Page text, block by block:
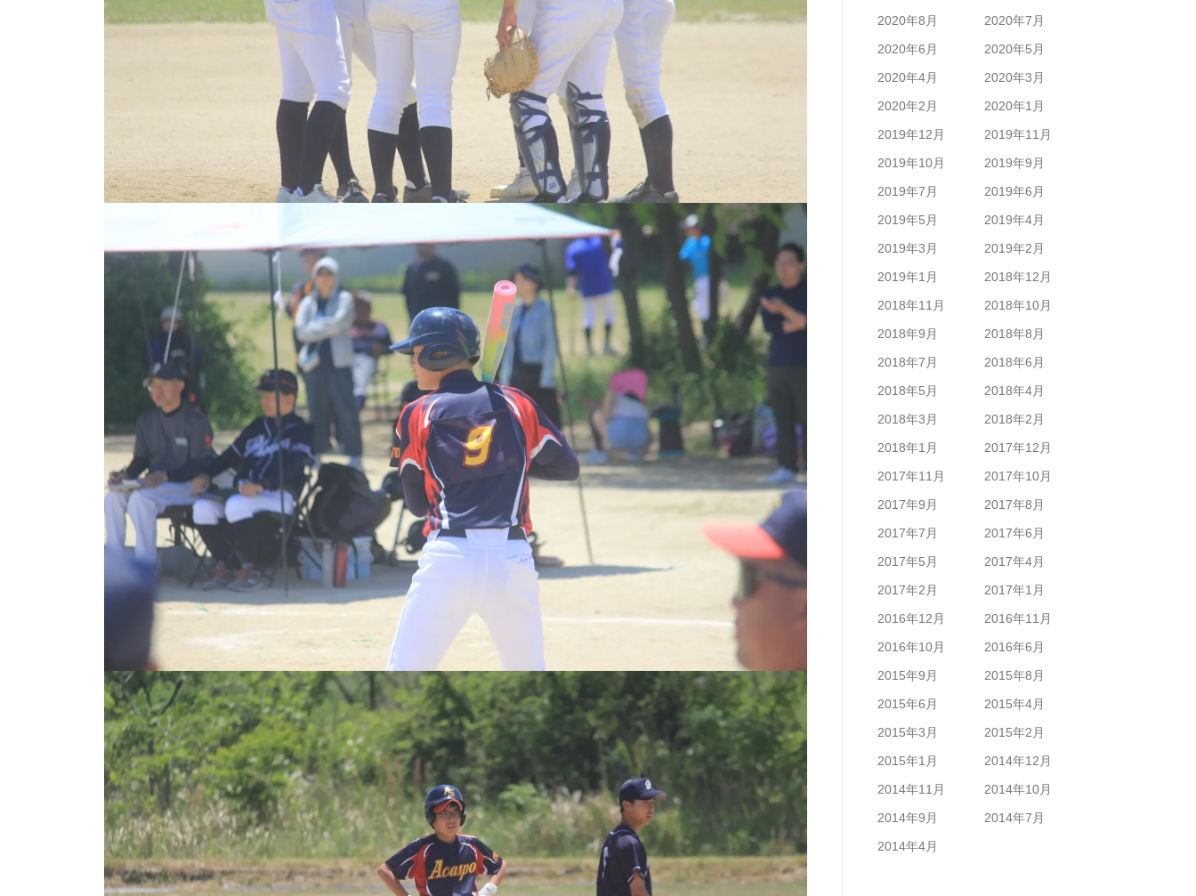
2020年8月
2020年7月
2020年6月
2020年5月
2020年4月
2020年3月
2020年2月
2020年1月
2019年12月
2019年11月
2019年10月
2019年9月
2019年7月
2019年6月
2019年5月
2019年4月
2019年3月
2019年2月
2019年1月
2018年12月
2018年11月
2018年10月
2018年9月
2018年8月
2018年7月
2018年6月
2018年5月
2018年4月
2018年3月
2018年2月
2018年1月
2017年12月
2017年11月
2017年10月
2017年9月
2017年8月
2017年7月
2017年6月
2017年5月
2017年4月
2017年2月
2017年1月
2016年12月
2016年11月
2016年10月
2016年6月
2015年9月
2015年8月
2015年6月
2015年4月
2015年3月
2015年2月
2015年1月
2014年12月
2014年11月
2014年10月
2014年9月
2014年7月
2014年4月